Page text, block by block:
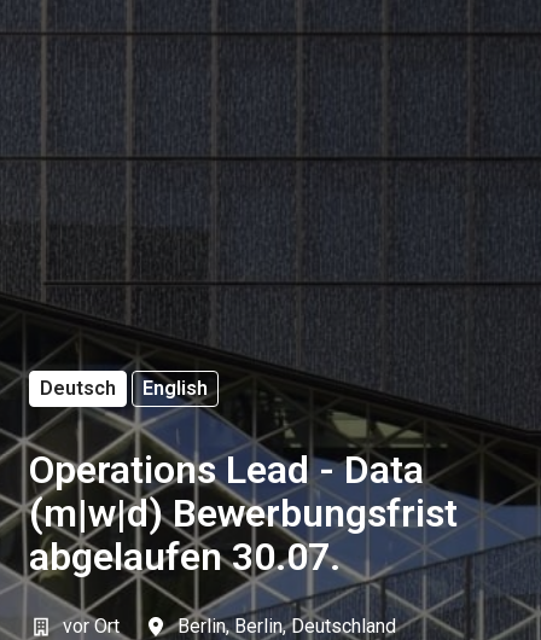
Deutsch English
Operations Lead - Data
(m|w|d) Bewerbungsfrist
abgelaufen 30.07.
vor Ort Berlin, Berlin, Deutschland